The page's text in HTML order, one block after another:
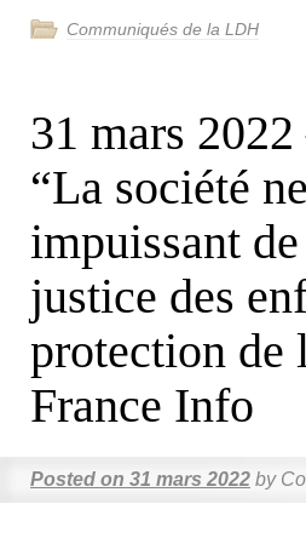
Communiqués de la LDH
31 mars
“La société
impuissant
justice des
protection de
France Info
Posted on 31 mars 2022 by